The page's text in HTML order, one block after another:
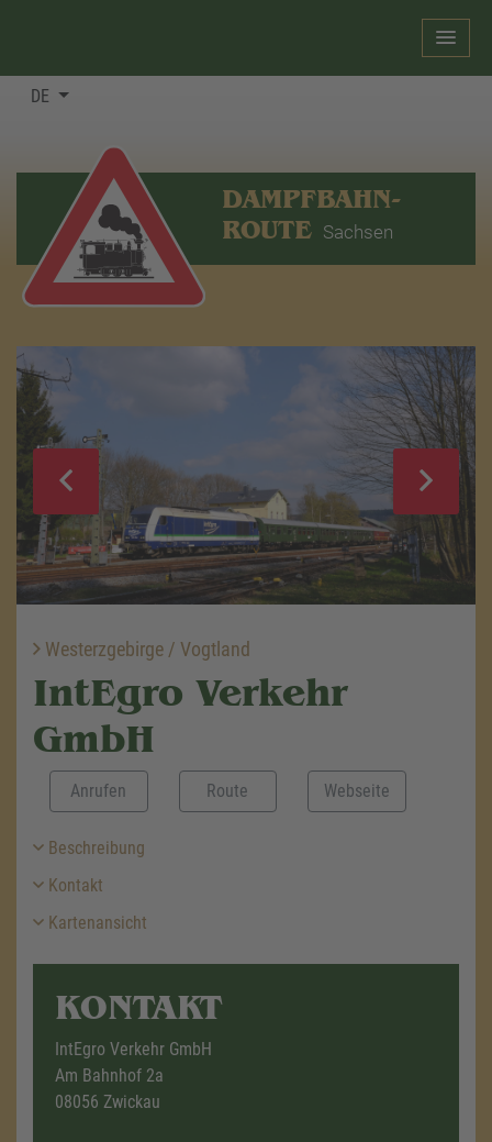
DE
DAMPFBAHN-
ROUTE Sachsen
Westerzgebirge / Vogtland
IntEgro Verkehr
GmbH
Anrufen Route Webseite
Beschreibung
Kontakt
Kartenansicht
KONTAKT
IntEgro Verkehr GmbH
Am Bahnhof 2a
08056 Zwickau